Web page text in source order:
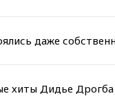
даже
хиты Дидье Дрогба